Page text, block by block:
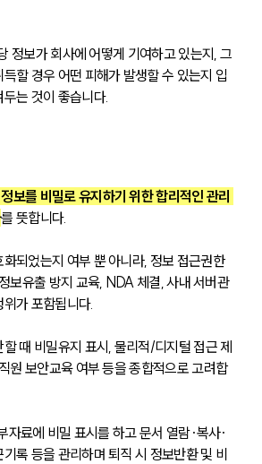
정보가 회사에 어떻게 기여하고 있는지, 그
할 경우 어떤 피해가 발생할 수 있는지 입
는 것이 좋습니다.
보를 비밀로 유지하기 위한 합리적인 관리
를 뜻합니다.
되었는지 여부 뿐 아니라, 정보 접근권한
보유출 방지 교육, NDA 체결, 사내 서버관
가 포함됩니다.
때 비밀유지 표시, 물리적/디지털 접근 제
원 보안교육 여부 등을 종합적으로 고려합
자료에 비밀 표시를 하고 문서 열람·복사·
록 등을 관리하며 퇴직 시 정보반환 및 비